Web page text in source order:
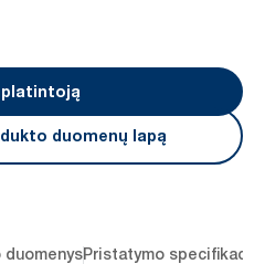
platintoją
duomenų lapą
Pristatymo